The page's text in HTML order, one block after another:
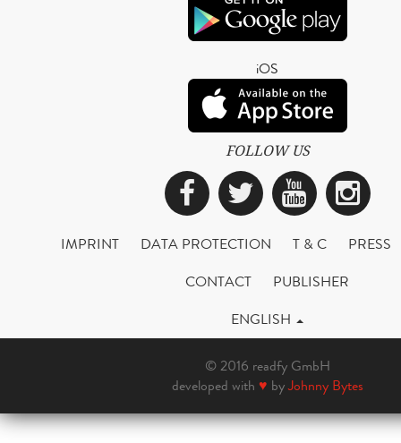
iOS
FOLLOW US
Facebook
Twitter
IMPRINT DATA PROTECTION T & C
PRESS
CONTACT
PUBLISHER
ENGLISH
© 2016 readfy GmbH
developed with ♥ byJohnny Bytes